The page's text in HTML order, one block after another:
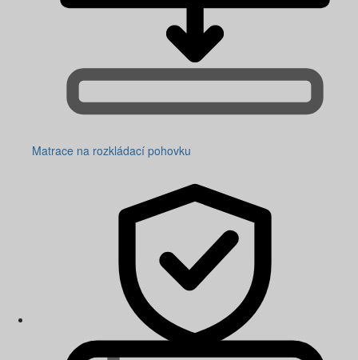
Matrace na rozkládací pohovku